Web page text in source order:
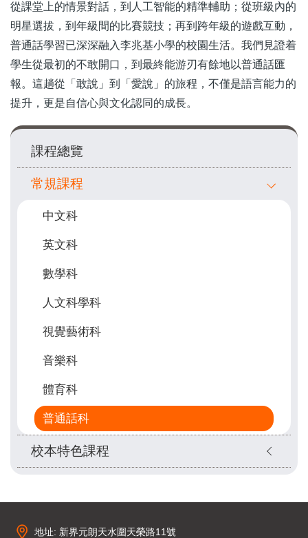
從課堂上的情景對話，到人工智能的精準輔助；從班級內的
明星選拔，到年級間的比賽競技；再到跨年級的遊戲互動，
普通話學習已深深融入李兆基小學的校園生活。我們見證着
學生從最初的不敢開口，到最終能游刃有餘地以普通話匯
報。這趟從「敢說」到「愛說」的旅程，不僅是語言能力的
提升，更是自信心與文化認同的成長。
Main
navigation
課程總覽
常規課程
中文科
英文科
數學科
人文科學科
視覺藝術科
音樂科
體育科
普通話科
校本特色課程
地址: 新界元朗天水圍天榮路11號